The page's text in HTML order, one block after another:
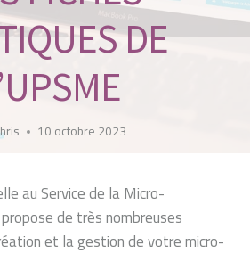
DE
10 octobre 2023
au Service de la Micro-
de très nombreuses
et la gestion de votre micro-